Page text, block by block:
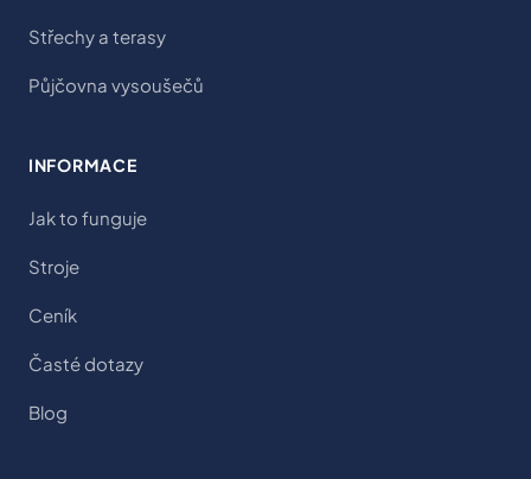
Střechy a terasy
Půjčovna vysoušečů
INFORMACE
Jak to funguje
Stroje
Ceník
Časté dotazy
Blog